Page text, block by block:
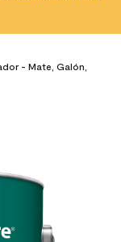
- Mate, Galón,